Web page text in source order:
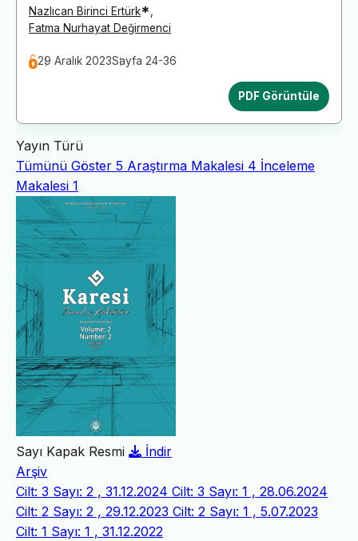
Nazlıcan Birinci Ertürk*
Fatma Nurhayat Değirmenci
29 Aralık 2023Sayfa 24-36
PDF Görüntüle
Yayın Türü
Tümünü Göster 5 Araştırma Makalesi 4 İnceleme
Makalesi 1
Sayı Kapak Resmi
İndir
Arşiv
Cilt: 3 Sayı: 2 , 31.12.2024 Cilt: 3 Sayı: 1 , 28.06.2024
Cilt: 2 Sayı: 2 , 29.12.2023 Cilt: 2 Sayı: 1 , 5.07.2023
Cilt: 1 Sayı: 1 , 31.12.2022